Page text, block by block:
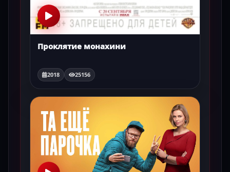
Проклятие монахини
2018 25156